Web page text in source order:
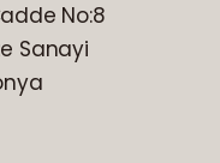
No:8
Sanayi